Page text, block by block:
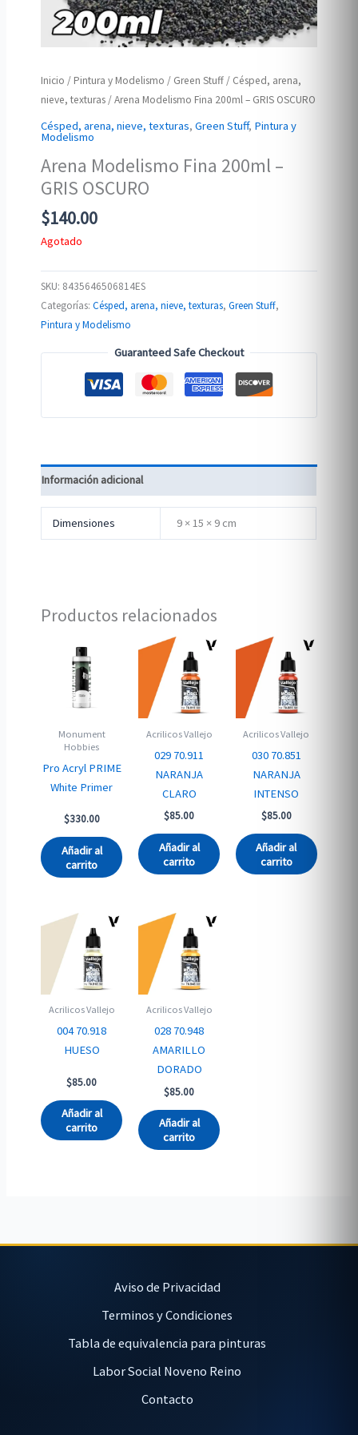
Inicio / Pintura y Modelismo / Green Stuff / Césped, arena,
nieve, texturas / Arena Modelismo Fina 200ml – GRIS OSCURO
Césped, arena, nieve, texturas,Green Stuff, Pintura y
Modelismo
Arena Modelismo Fina 200ml –
GRIS OSCURO
$140.00
Agotado
SKU: 8435646506814ES
Categorías:Césped, arena, nieve, texturas,Green Stuff,
Pintura y Modelismo
Guaranteed Safe Checkout
Información adicional
Dimensiones 9 × 15 × 9 cm
Productos relacionados
Monument
Hobbies
Pro Acryl PRIME
White Primer
$330.00
Añadir al
carrito
Acrilicos Vallejo
029 70.911
NARANJA
CLARO
$85.00
Añadir al
carrito
Acrilicos Vallejo
030 70.851
NARANJA
INTENSO
$85.00
Añadir al
carrito
Acrilicos Vallejo
004 70.918
HUESO
$85.00
Añadir al
carrito
Acrilicos Vallejo
028 70.948
AMARILLO
DORADO
$85.00
Añadir al
carrito
Aviso de Privacidad
Terminos y Condiciones
Tabla de equivalencia para pinturas
Labor Social Noveno Reino
Contacto